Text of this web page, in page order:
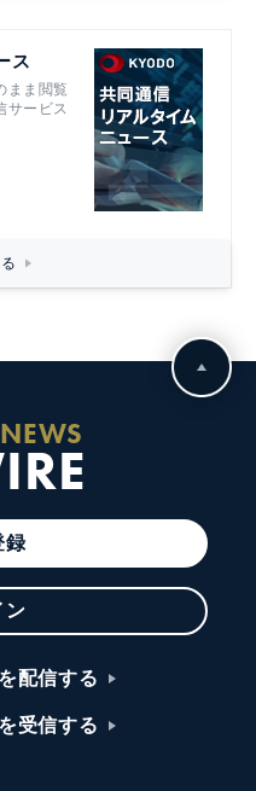
ス
まま閲覧
サービス
録
ン
配信する
受信する